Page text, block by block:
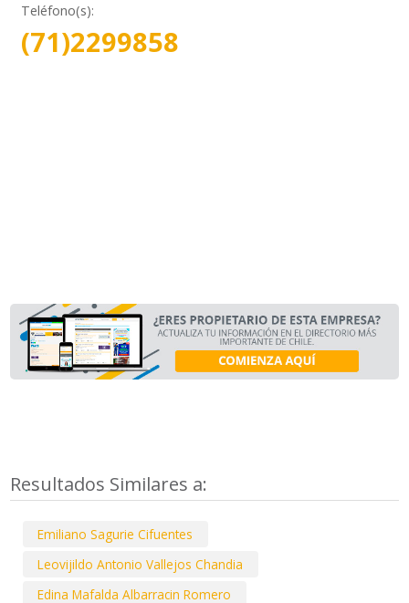
Teléfono(s):
(71)2299858
Resultados Similares a:
Emiliano Sagurie Cifuentes
Leovijildo Antonio Vallejos Chandia
Edina Mafalda Albarracin Romero